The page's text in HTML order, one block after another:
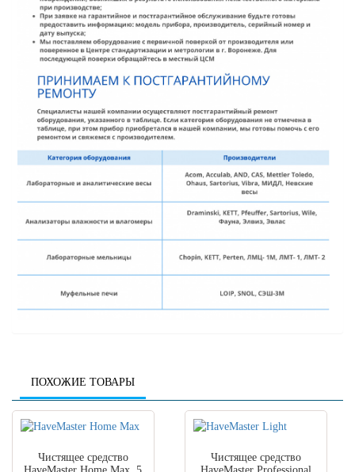
ПОХОЖИЕ ТОВАРЫ
Чистящее средство
Чистящее средство